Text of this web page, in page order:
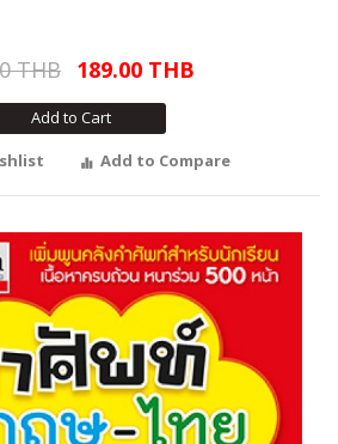
THB 189.00 THB
Add to Cart
Add to Compare